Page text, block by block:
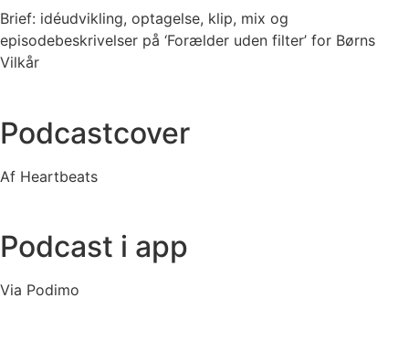
Brief: idéudvikling, optagelse, klip, mix og
episodebeskrivelser på ‘Forælder uden filter’ for Børns
Vilkår
Podcastcover
Af Heartbeats
Podcast i app
Via Podimo